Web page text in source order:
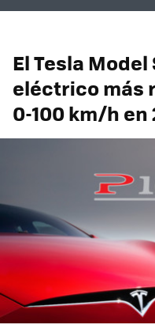
El Tesla
eléctrico más
0-100 km/h